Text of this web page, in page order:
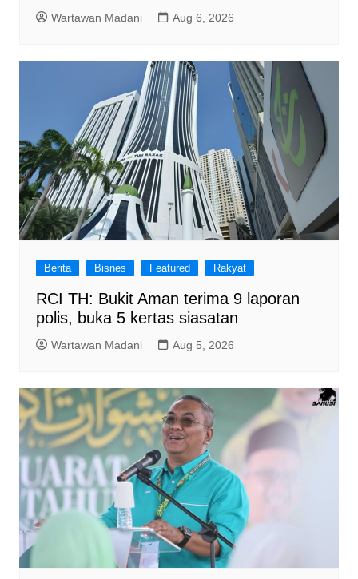
Wartawan Madani Aug 6, 2026
Berita Bisnes Featured Rakyat
RCI TH: Bukit Aman terima 9 laporan
polis, buka 5 kertas siasatan
Wartawan Madani Aug 5, 2026